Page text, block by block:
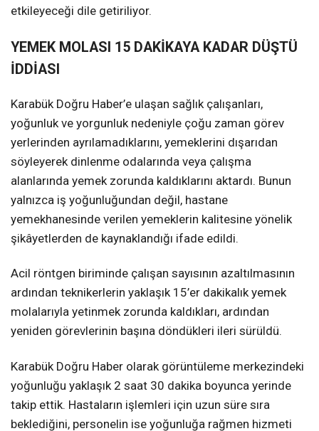
etkileyeceği dile getiriliyor.
YEMEK MOLASI 15 DAKİKAYA KADAR DÜŞTÜ
İDDİASI
Karabük Doğru Haber’e ulaşan sağlık çalışanları,
yoğunluk ve yorgunluk nedeniyle çoğu zaman görev
yerlerinden ayrılamadıklarını, yemeklerini dışarıdan
söyleyerek dinlenme odalarında veya çalışma
alanlarında yemek zorunda kaldıklarını aktardı. Bunun
yalnızca iş yoğunluğundan değil, hastane
yemekhanesinde verilen yemeklerin kalitesine yönelik
şikâyetlerden de kaynaklandığı ifade edildi.
Acil röntgen biriminde çalışan sayısının azaltılmasının
ardından teknikerlerin yaklaşık 15’er dakikalık yemek
molalarıyla yetinmek zorunda kaldıkları, ardından
yeniden görevlerinin başına döndükleri ileri sürüldü.
Karabük Doğru Haber olarak görüntüleme merkezindeki
yoğunluğu yaklaşık 2 saat 30 dakika boyunca yerinde
takip ettik. Hastaların işlemleri için uzun süre sıra
beklediğini, personelin ise yoğunluğa rağmen hizmeti